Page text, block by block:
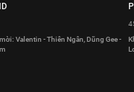
Valentin - Thiên Ngân, Dũng Gee -
P